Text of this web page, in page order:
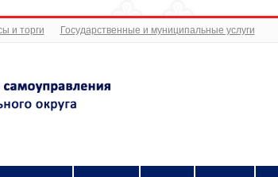
и торги Государственные и муниципальные услуги